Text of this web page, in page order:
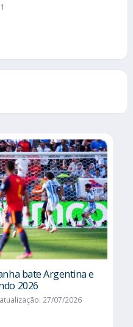
bate Argentina e
2026
27/07/2026